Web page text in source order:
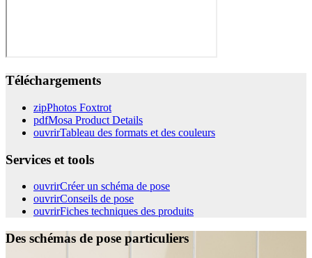
Téléchargements
zipPhotos Foxtrot
pdfMosa Product Details
ouvrirTableau des formats et des couleurs
Services et tools
ouvrirCréer un schéma de pose
ouvrirConseils de pose
ouvrirFiches techniques des produits
Des schémas de pose particuliers